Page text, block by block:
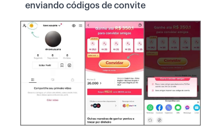
enviando códigos de convite